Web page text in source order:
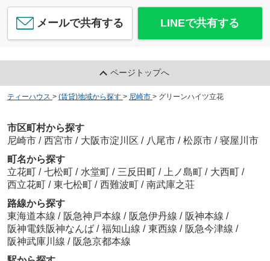
ほっかほっか亭 立花駅前店
約374m／5分
TeramotoTakayuki
TeramotoTakayuki
TeramotoTakayuki
メールで共有する LINEで共有する
ページトップへ
ティーハウス > (賃貸)地域から探す > 尼崎市 > グリーンハイツ立花
市区町村から探す
尼崎市 / 西宮市 / 大阪市淀川区 / 八尾市 / 松原市 / 寝屋川市
町名から探す
立花町 / 七松町 / 水堂町 / 三反田町 / 上ノ島町 / 大西町 /
西立花町 / 東七松町 / 西難波町 / 南武庫之荘
路線から探す
東海道本線 / 阪急神戸本線 / 阪急伊丹線 / 阪神本線 /
阪神電鉄阪神なんば / 福知山線 / 東西線 / 阪急今津線 /
阪神武庫川線 / 阪急京都本線